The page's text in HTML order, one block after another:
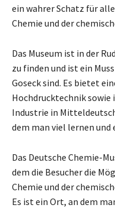
ein wahrer Schatz für
Chemie und der
Das Museum ist in der
zu finden und ist ein
Goseck sind. Es bietet
Hochdrucktechnik sowie
Industrie in
dem man viel lernen und
Das Deutsche Chemie-
dem die Besucher die
Chemie und der
Es ist ein Ort, an dem